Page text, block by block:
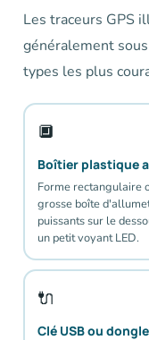
Les traceurs GPS
généralement
types les plus
🔲
Boîtier plastique
Forme rectangulaire
grosse boîte
puissants sur le
un petit voyant LED.
🔌
Clé USB ou